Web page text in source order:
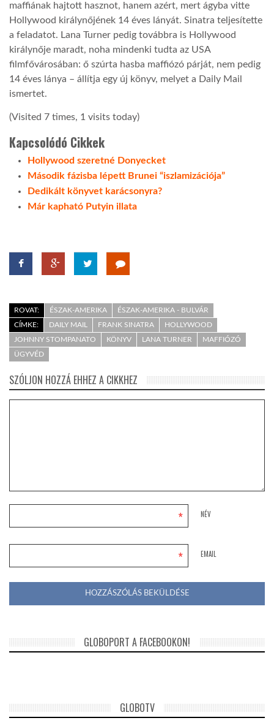
maffiának hajtott hasznot, hanem azért, mert ágyba vitte
Hollywood királynőjének 14 éves lányát. Sinatra teljesítette
a feladatot. Lana Turner pedig továbbra is Hollywood
királynője maradt, noha mindenki tudta az USA
filmfővárosában: ő szúrta hasba maffiózó párját, nem pedig
14 éves lánya – állítja egy új könyv, melyet a Daily Mail
ismertet.
(Visited 7 times, 1 visits today)
Kapcsolódó Cikkek
Hollywood szeretné Donyecket
Második fázisba lépett Brunei “iszlamizációja”
Dedikált könyvet karácsonyra?
Már kapható Putyin illata
ROVAT: ÉSZAK-AMERIKA
ÉSZAK-AMERIKA - BULVÁR
CÍMKE:
DAILY MAIL FRANK SINATRA
HOLLYWOOD
JOHNNY STOMPANATO
KÖNYV LANA TURNER
MAFFIÓZÓ
ÜGYVÉD
SZÓLJON HOZZÁ EHHEZ A CIKKHEZ
NÉV
*
EMAIL
*
GLOBOPORT A FACEBOOKON!
GLOBOTV